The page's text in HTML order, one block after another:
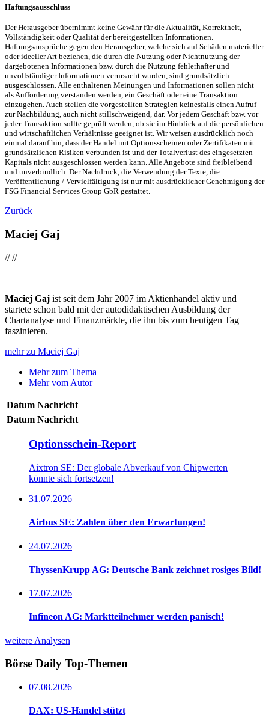
Haftungsausschluss
Der Herausgeber übernimmt keine Gewähr für die Aktualität, Korrektheit,
Vollständigkeit oder Qualität der bereitgestellten Informationen.
Haftungsansprüche gegen den Herausgeber, welche sich auf Schäden materieller
oder ideeller Art beziehen, die durch die Nutzung oder Nichtnutzung der
dargebotenen Informationen bzw. durch die Nutzung fehlerhafter und
unvollständiger Informationen verursacht wurden, sind grundsätzlich
ausgeschlossen. Alle enthaltenen Meinungen und Informationen sollen nicht
als Aufforderung verstanden werden, ein Geschäft oder eine Transaktion
einzugehen. Auch stellen die vorgestellten Strategien keinesfalls einen Aufruf
zur Nachbildung, auch nicht stillschweigend, dar. Vor jedem Geschäft bzw. vor
jeder Transaktion sollte geprüft werden, ob sie im Hinblick auf die persönlichen
und wirtschaftlichen Verhältnisse geeignet ist. Wir weisen ausdrücklich noch
einmal darauf hin, dass der Handel mit Optionsscheinen oder Zertifikaten mit
grundsätzlichen Risiken verbunden ist und der Totalverlust des eingesetzten
Kapitals nicht ausgeschlossen werden kann. Alle Angebote sind freibleibend
und unverbindlich. Der Nachdruck, die Verwendung der Texte, die
Veröffentlichung / Vervielfältigung ist nur mit ausdrücklicher Genehmigung der
FSG Financial Services Group GbR gestattet.
Zurück
Maciej Gaj
////
Maciej Gaj ist seit dem Jahr 2007 im Aktienhandel aktiv und
startete schon bald mit der autodidaktischen Ausbildung der
Chartanalyse und Finanzmärkte, die ihn bis zum heutigen Tag
faszinieren.
mehr zu Maciej Gaj
Mehr zum Thema
Mehr vom Autor
Datum Nachricht
Datum Nachricht
Optionsschein-Report
Aixtron SE: Der globale Abverkauf von Chipwerten
könnte sich fortsetzen!
31.07.2026
Airbus SE: Zahlen über den Erwartungen!
24.07.2026
ThyssenKrupp AG: Deutsche Bank zeichnet rosiges Bild!
17.07.2026
Infineon AG: Marktteilnehmer werden panisch!
weitere Analysen
Börse Daily Top-Themen
07.08.2026
DAX: US-Handel stützt